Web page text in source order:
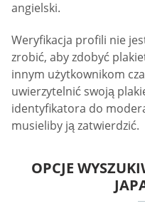
angielski.
Weryfikacja profili nie
zrobić, aby zdobyć
innym użytkownikom
uwierzytelnić swoją
identyfikatora do
musieliby ją zatwierdzić.
OPCJE